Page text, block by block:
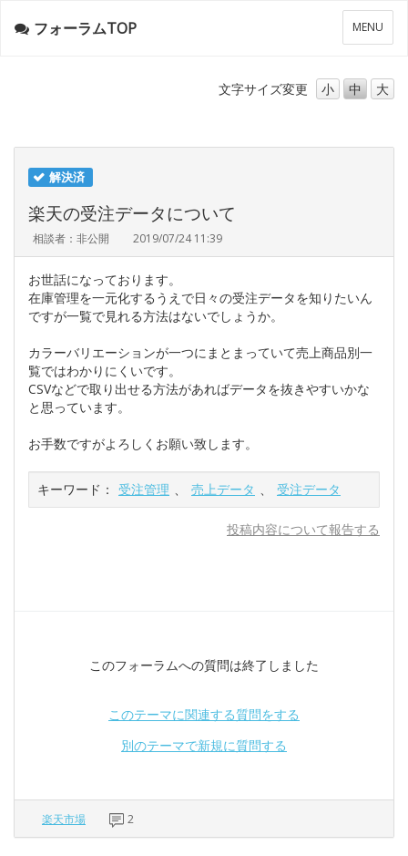
メ
ニ
ー
MENU
フォーラムTOP
文字サイズ変更 小 中 大
解決済
楽天の受注データについて
相談者：非公開 2019/07/24 11:39
お世話になっております。
在庫管理を一元化するうえで日々の受注データを知りたいん
ですが一覧で見れる方法はないでしょうか。
カラーバリエーションが一つにまとまっていて売上商品別一
覧ではわかりにくいです。
CSVなどで取り出せる方法があればデータを抜きやすいかな
と思っています。
お手数ですがよろしくお願い致します。
キーワード： 受注管理 、 売上データ 、 受注データ
投稿内容について報告する
このフォーラムへの質問は終了しました
このテーマに関連する質問をする
別のテーマで新規に質問する
楽天市場 2